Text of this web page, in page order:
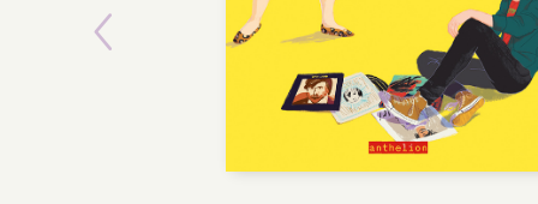
Previous